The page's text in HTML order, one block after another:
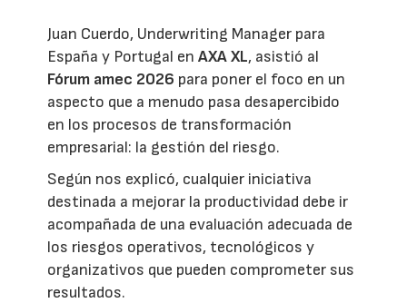
Juan Cuerdo, Underwriting Manager para
España y Portugal enAXA XL, asistió al
Fórum amec 2026 para poner el foco en un
aspecto que a menudo pasa desapercibido
en los procesos de transformación
empresarial: la gestión del riesgo.
Según nos explicó, cualquier iniciativa
destinada a mejorar la productividad debe ir
acompañada de una evaluación adecuada de
los riesgos operativos, tecnológicos y
organizativos que pueden comprometer sus
resultados.